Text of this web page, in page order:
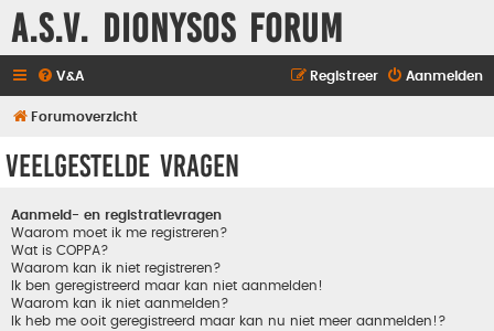
A.S.V. Dionysos Forum
V&A Aanmelden
Registreer
Forumoverzicht
Veelgestelde vragen
Aanmeld- en registratievragen
Waarom moet ik me registreren?
Wat is COPPA?
Waarom kan ik niet registreren?
Ik ben geregistreerd maar kan niet aanmelden!
Waarom kan ik niet aanmelden?
Ik heb me ooit geregistreerd maar kan nu niet meer aanmelden!?